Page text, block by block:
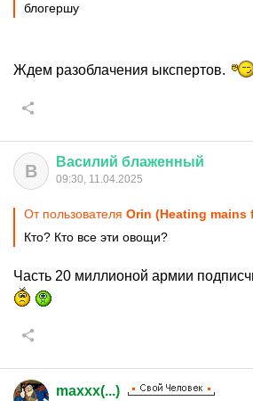
блогершу
Ждем разоблачения ыкспертов.
В Василий блаженный
09:30, 11.04.2025
От пользователя Orin (Heating mains
Кто? Кто все эти овощи?
Часть 20 миллионой армии
maxxx(...)